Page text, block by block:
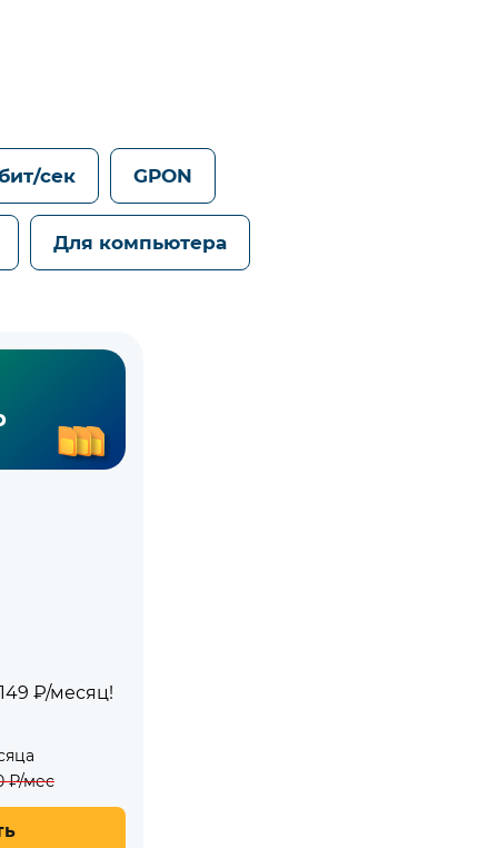
сек GPON
Для компьютера
₽/месяц!
₽/мес